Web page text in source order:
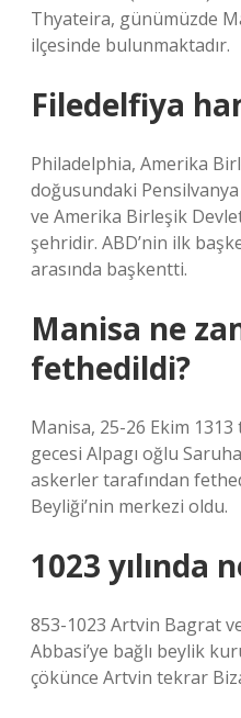
Thyateira, günümüzde
ilçesinde bulunmaktadır.
Filedelfiya
Philadelphia, Amerika
doğusundaki
ve Amerika Birleşik
şehridir. ABD’nin ilk
arasında başkentti.
Manisa ne
fethedildi?
Manisa, 25-26 Ekim
gecesi Alpagı oğlu
askerler tarafından
Beyliği’nin merkezi oldu.
1023 yılında
853-1023 Artvin Bagrat
Abbasi’ye bağlı beylik
çökünce Artvin tekrar